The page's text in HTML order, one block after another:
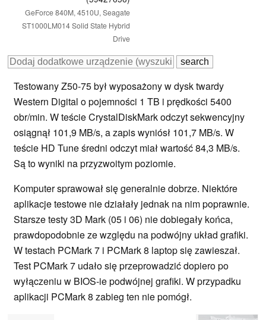
GeForce 840M, 4510U, Seagate
ST1000LM014 Solid State Hybrid
Drive
Testowany Z50-75 był wyposażony w dysk twardy
Western Digital o pojemności 1 TB i prędkości 5400
obr/min. W teście CrystalDiskMark odczyt sekwencyjny
osiągnął 101,9 MB/s, a zapis wyniósł 101,7 MB/s. W
teście HD Tune średni odczyt miał wartość 84,3 MB/s.
Są to wyniki na przyzwoitym poziomie.
Komputer sprawował się generalnie dobrze. Niektóre
aplikacje testowe nie działały jednak na nim poprawnie.
Starsze testy 3D Mark (05 i 06) nie dobiegały końca,
prawdopodobnie ze względu na podwójny układ grafiki.
W testach PCMark 7 i PCMark 8 laptop się zawieszał.
Test PCMark 7 udało się przeprowadzić dopiero po
wyłączeniu w BIOS-ie podwójnej grafiki. W przypadku
aplikacji PCMark 8 zabieg ten nie pomógł.